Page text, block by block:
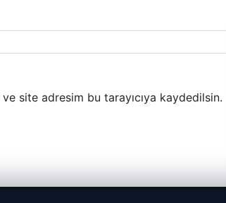
site adresim bu tarayıcıya kaydedilsin.